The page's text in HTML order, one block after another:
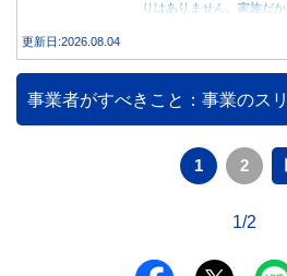
りはありません。家族だ
更新日:2026.08.04
事業者がすべきこと：事業のス
1 2
1/2